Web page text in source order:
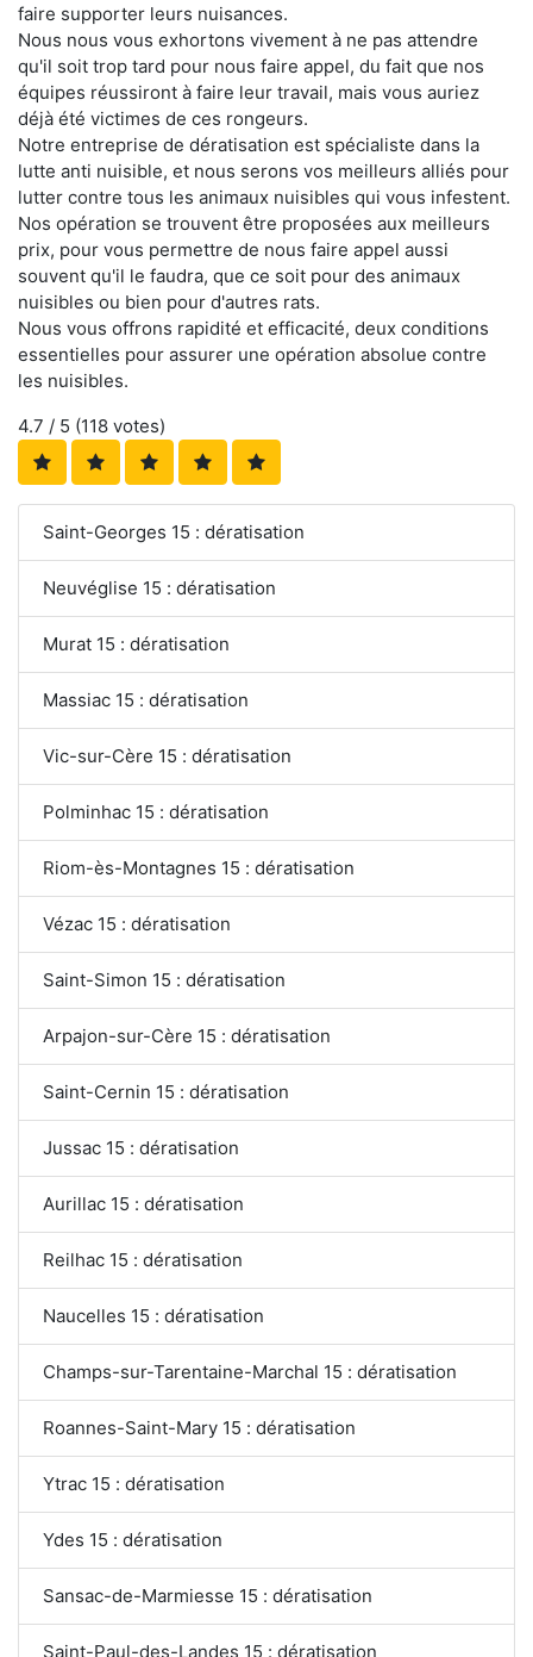
faire supporter leurs nuisances.
Nous nous vous exhortons vivement à ne pas attendre
qu'il soit trop tard pour nous faire appel, du fait que nos
équipes réussiront à faire leur travail, mais vous auriez
déjà été victimes de ces rongeurs.
Notre entreprise de dératisation est spécialiste dans la
lutte anti nuisible, et nous serons vos meilleurs alliés pour
lutter contre tous les animaux nuisibles qui vous infestent.
Nos opération se trouvent être proposées aux meilleurs
prix, pour vous permettre de nous faire appel aussi
souvent qu'il le faudra, que ce soit pour des animaux
nuisibles ou bien pour d'autres rats.
Nous vous offrons rapidité et efficacité, deux conditions
essentielles pour assurer une opération absolue contre
les nuisibles.
4.7 / 5 (118 votes)
Saint-Georges 15 : dératisation
Neuvéglise 15 : dératisation
Murat 15 : dératisation
Massiac 15 : dératisation
Vic-sur-Cère 15 : dératisation
Polminhac 15 : dératisation
Riom-ès-Montagnes 15 : dératisation
Vézac 15 : dératisation
Saint-Simon 15 : dératisation
Arpajon-sur-Cère 15 : dératisation
Saint-Cernin 15 : dératisation
Jussac 15 : dératisation
Aurillac 15 : dératisation
Reilhac 15 : dératisation
Naucelles 15 : dératisation
Champs-sur-Tarentaine-Marchal 15 : dératisation
Roannes-Saint-Mary 15 : dératisation
Ytrac 15 : dératisation
Ydes 15 : dératisation
Sansac-de-Marmiesse 15 : dératisation
Saint-Paul-des-Landes 15 : dératisation